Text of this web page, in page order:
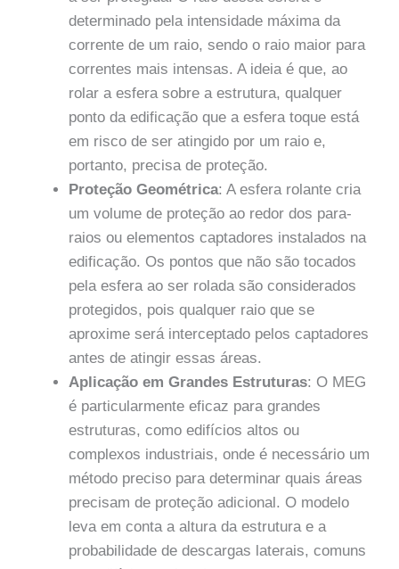
determinado pela intensidade máxima da
corrente de um raio, sendo o raio maior para
correntes mais intensas. A ideia é que, ao
rolar a esfera sobre a estrutura, qualquer
ponto da edificação que a esfera toque está
em risco de ser atingido por um raio e,
portanto, precisa de proteção.
Proteção Geométrica: A esfera rolante cria
um volume de proteção ao redor dos para-
raios ou elementos captadores instalados na
edificação. Os pontos que não são tocados
pela esfera ao ser rolada são considerados
protegidos, pois qualquer raio que se
aproxime será interceptado pelos captadores
antes de atingir essas áreas.
Aplicação em Grandes Estruturas: O MEG
é particularmente eficaz para grandes
estruturas, como edifícios altos ou
complexos industriais, onde é necessário um
método preciso para determinar quais áreas
precisam de proteção adicional. O modelo
leva em conta a altura da estrutura e a
probabilidade de descargas laterais, comuns